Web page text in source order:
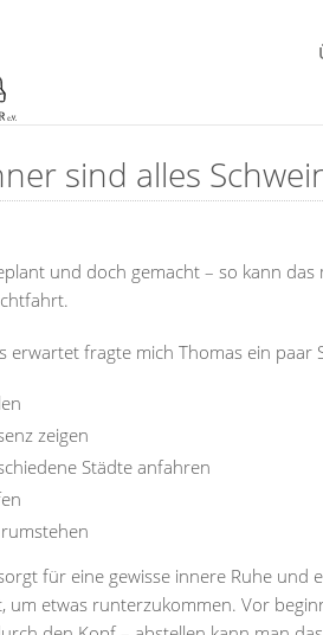
sind alles
und doch gemacht – so kann
erwartet fragte mich Thomas ein
zeigen
Städte anfahren
für eine gewisse innere Ruhe und
um etwas runterzukommen. Vor